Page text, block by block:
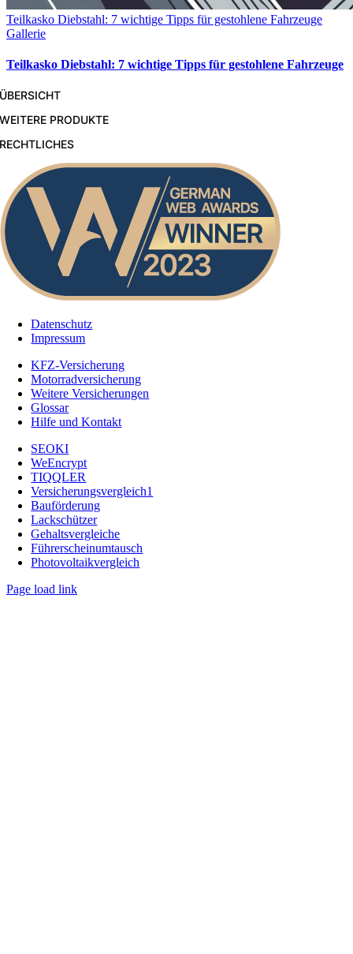
Teilkasko Diebstahl: 7 wichtige Tipps für gestohlene Fahrzeuge
Gallerie
Teilkasko Diebstahl: 7 wichtige Tipps für gestohlene Fahrzeuge
ÜBERSICHT
WEITERE PRODUKTE
RECHTLICHES
Datenschutz
Impressum
KFZ-Versicherung
Motorradversicherung
Weitere Versicherungen
Glossar
Hilfe und Kontakt
SEOKI
WeEncrypt
TIQQLER
Versicherungsvergleich1
Bauförderung
Lackschützer
Gehaltsvergleiche
Führerscheinumtausch
Photovoltaikvergleich
Page load link